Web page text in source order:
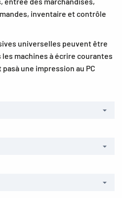
inventaire et contrôle
universelles peuvent être
machines à écrire courantes
une impression au PC